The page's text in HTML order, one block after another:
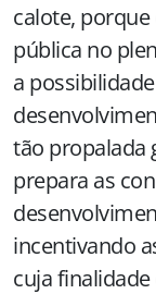
calote, porque
pública no
a
tão propalada
prepara as
incentivando
cuja